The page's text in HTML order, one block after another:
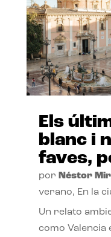
Els
blanc i
faves,
por Néstor Mir
verano, En la
Un relato
como